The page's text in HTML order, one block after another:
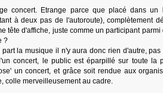
concert. Etrange parce que placé dans
à deux pas de l'autoroute), complètement
tête d'affiche, juste comme un participant
?
part la musique il n'y aura donc rien d'autre,
concert, le public est éparpillé sur toute la
un concert, et grâce soit rendue aux
colle merveilleusement au cadre.